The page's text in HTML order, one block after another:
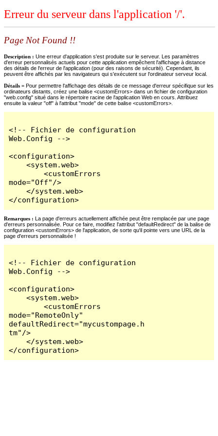
Erreur du serveur dans l'application '/'.
Page Not Found !!
Description : Une erreur d'application s'est produite sur le serveur. Les paramètres
d'erreur personnalisés actuels pour cette application empêchent l'affichage à distance
des détails de l'erreur de l'application (pour des raisons de sécurité). Cependant, ils
peuvent être affichés par les navigateurs qui s'exécutent sur l'ordinateur serveur local.
Détails = Pour permettre l'affichage des détails de ce message d'erreur spécifique sur les
ordinateurs distants, créez une balise <customErrors> dans un fichier de configuration
"web.config" situé dans le répertoire racine de l'application Web en cours. Attribuez
ensuite la valeur "off" à l'attribut "mode" de cette balise <customErrors>.
<!-- Fichier de configuration
Web.Config -->
<configuration>
    <system.web>
        <customErrors
mode="Off"/>
    </system.web>
</configuration>
Remarques : La page d'erreurs actuellement affichée peut être remplacée par une page
d'erreurs personnalisée. Pour ce faire, modifiez l'attribut "defaultRedirect" de la balise de
configuration <customErrors> de l'application, de sorte qu'il pointe vers une URL de la
page d'erreurs personnalisée !
<!-- Fichier de configuration
Web.Config -->
<configuration>
    <system.web>
        <customErrors
mode="RemoteOnly"
defaultRedirect="mycustompage.h
tm"/>
    </system.web>
</configuration>